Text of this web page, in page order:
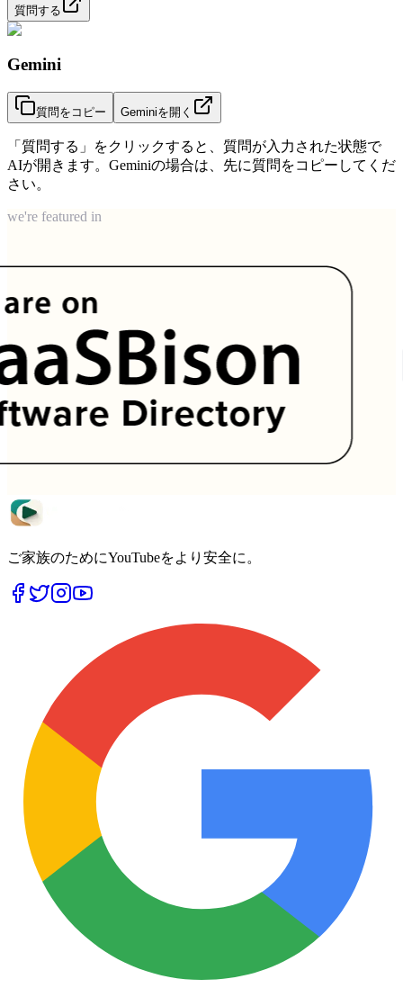
質問する
Gemini
質問をコピー Geminiを開く
「質問する」をクリックすると、質問が入力された状態で
AIが開きます。Geminiの場合は、先に質問をコピーしてくだ
さい。
we're featured in
ご家族のためにYouTubeをより安全に。